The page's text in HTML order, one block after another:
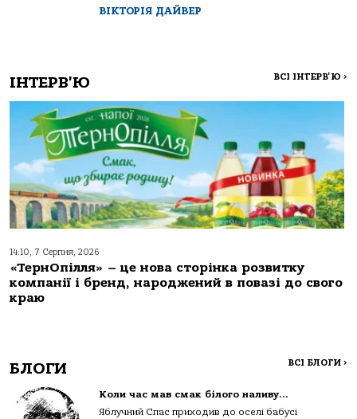
ВІКТОРІЯ ДАЙВЕР
ІНТЕРВ'Ю ВСІ ІНТЕРВ'Ю >
14:10, 7 Серпня, 2026
«ТернОпілля» – це нова сторінка розвитку
компанії і бренд, народжений в повазі до свого
краю
БЛОГИ ВСІ БЛОГИ >
Коли час мав смак білого наливу…
Яблучний Спас приходив до оселі бабусі